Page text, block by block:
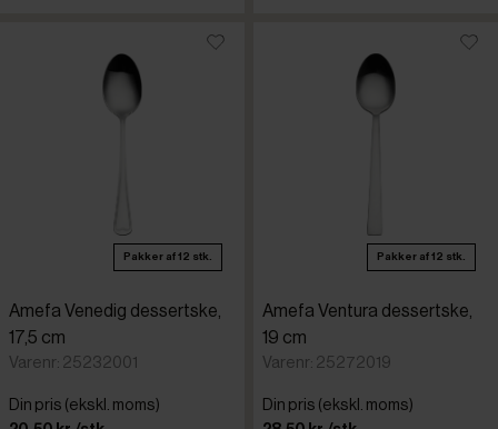
Pakker af 12 stk.
Amefa Venedig dessertske,
17,5 cm
Varenr: 25232001
Din pris (ekskl. moms)
Pakker af 12 stk.
Amefa Ventura dessertske,
19 cm
Varenr: 25272019
Din pris (ekskl. moms)